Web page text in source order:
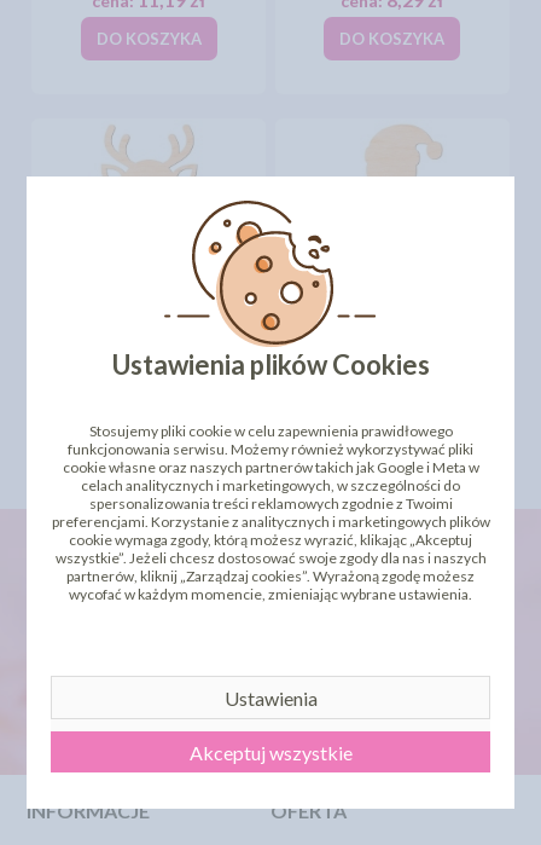
DO KOSZYKA DO KOSZYKA
cena: 9,51 zł cena:8,15 zł
newsletter
INFORMACJE OFERTA
Ustawienia plików Cookies
Stosujemy pliki cookie w celu zapewnienia prawidłowego
funkcjonowania serwisu. Możemy również wykorzystywać pliki
cookie własne oraz naszych partnerów takich jak Google i Meta w
celach analitycznych i marketingowych, w szczególności do
spersonalizowania treści reklamowych zgodnie z Twoimi
preferencjami. Korzystanie z analitycznych i marketingowych plików
cookie wymaga zgody, którą możesz wyrazić, klikając „Akceptuj
wszystkie”. Jeżeli chcesz dostosować swoje zgody dla nas i naszych
partnerów, kliknij „Zarządzaj cookies”. Wyrażoną zgodę możesz
wycofać w każdym momencie, zmieniając wybrane ustawienia.
Ustawienia
Akceptuj wszystkie